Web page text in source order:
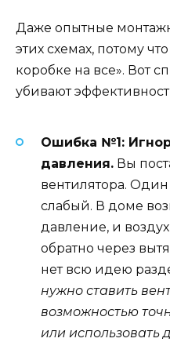
Даже опытные
этих схемах, потому
коробке на все». Вот
убивают
Ошибка №1:
давления. Вы
вентилятора.
слабый. В доме
давление, и
обратно через
нет всю идею
нужно ставить
возможностью
или использовать